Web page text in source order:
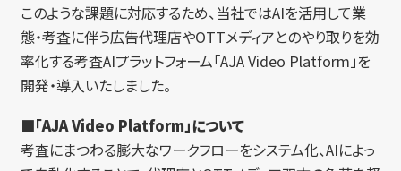
このような課題に対応するため、当社ではAIを活用して業
態・考査に伴う広告代理店やOTTメディアとのやり取りを効
率化する考査AIプラットフォーム「AJA Video Platform」を
開発・導入いたしました。
■「AJA Video Platform」について
考査にまつわる膨大なワークフローをシステム化、AIによっ